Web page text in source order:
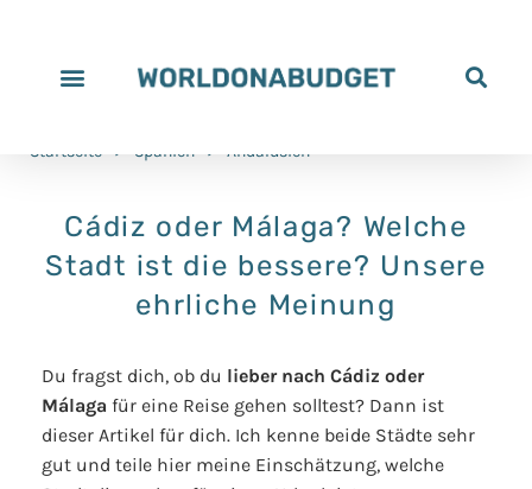
Startseite > Spanien > Andalusien
Cádiz oder Málaga? Welche
Stadt ist die bessere? Unsere
ehrliche Meinung
Du fragst dich, ob du lieber nach Cádiz oder
Málaga für eine Reise gehen solltest? Dann ist
dieser Artikel für dich. Ich kenne beide Städte sehr
gut und teile hier meine Einschätzung, welche